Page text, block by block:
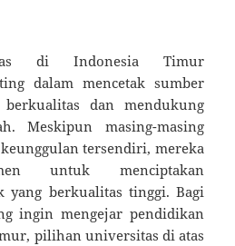
di Indonesia Timur
dalam mencetak sumber
dan mendukung
Meskipun masing-masing
tersendiri, mereka
untuk menciptakan
yang berkualitas tinggi. Bagi
ingin mengejar pendidikan
pilihan universitas di atas